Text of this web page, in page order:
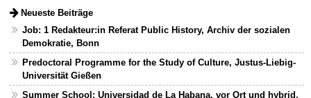
Neueste Beiträge
Job: 1 Redakteur:in Referat Public History, Archiv der sozialen
Demokratie, Bonn
Predoctoral Programme for the Study of Culture, Justus-Liebig-
Universität Gießen
Summer School: Universidad de La Habana, vor Ort und hybrid,